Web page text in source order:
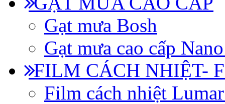
Gạt mưa Bosh
Gạt mưa cao cấp
FILM CÁCH NHIỆT-
Film cách nhiệt